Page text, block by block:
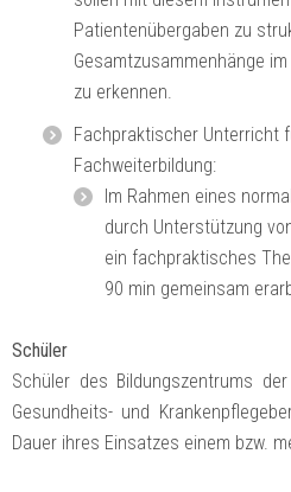
Patientenübergaben zu
Gesamtzusammenhänge
zu erkennen.
Fachpraktischer Unterricht
Fachweiterbildung:
Im Rahmen eines
durch Unterstützung
ein fachpraktisches
90 min gemeinsam
Schüler
Schüler des Bildungszentrums
Gesundheits- und
Dauer ihres Einsatzes einem bzw.